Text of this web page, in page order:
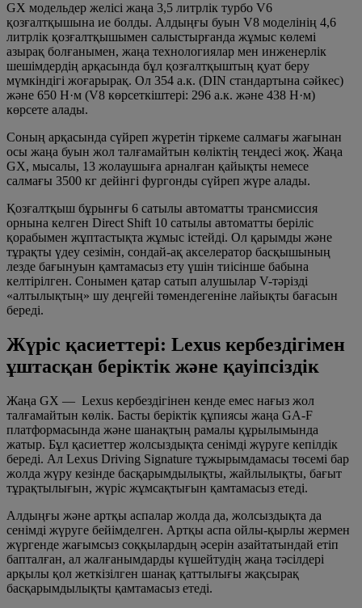
GX модельдер желісі жаңа 3,5 литрлік турбо V6
қозғалтқышына ие болды. Алдыңғы буын V8 моделінің 4,6
литрлік қозғалтқышымен салыстырғанда жұмыс көлемі
азырақ болғанымен, жаңа технологиялар мен инженерлік
шешімдердің арқасында бұл қозғалтқыштың қуат беру
мүмкіндігі жоғарырақ. Ол 354 а.к. (DIN стандартына сәйкес)
және 650 Н·м (V8 көрсеткіштері: 296 а.к. және 438 Н·м)
көрсете алады.
Соның арқасында сүйреп жүретін тіркеме салмағы жағынан
осы жаңа буын жол талғамайтын көліктің теңдесі жоқ. Жаңа
GX, мысалы, 13 жолаушыға арналған қайықты немесе
салмағы 3500 кг дейінгі фургонды сүйреп жүре алады.
Қозғалтқыш бұрынғы 6 сатылы автоматты трансмиссия
орнына келген Direct Shift 10 сатылы автоматты беріліс
қорабымен жұптастықта жұмыс істейді. Ол қарымды және
тұрақты үдеу сезімін, сондай-ақ акселератор басқышының
лезде бағынуын қамтамасыз ету үшін тиісінше бабына
келтірілген. Сонымен қатар сатып алушылар V-тәрізді
«алтылықтың» шу деңгейі төмендегеніне лайықты бағасын
береді.
Жүріс қасиеттері: Lexus кербездігімен
ұштасқан беріктік және қауіпсіздік
Жаңа GX — Lexus кербездігінен кенде емес нағыз жол
талғамайтын көлік. Басты беріктік құпиясы жаңа GA-F
платформасында және шанақтың рамалы құрылымында
жатыр. Бұл қасиеттер жолсыздықта сенімді жүруге кепілдік
береді. Ал Lexus Driving Signature тұжырымдамасы төсемі бар
жолда жүру кезінде басқарымдылықты, жайлылықты, бағыт
тұрақтылығын, жүріс жұмсақтығын қамтамасыз етеді.
Алдыңғы және артқы аспалар жолда да, жолсыздықта да
сенімді жүруге бейімделген. Артқы аспа ойлы-қырлы жермен
жүргенде жағымсыз соққылардың әсерін азайтатындай етіп
бапталған, ал жалғанымдарды күшейтудің жаңа тәсілдері
арқылы қол жеткізілген шанақ қаттылығы жақсырақ
басқарымдылықты қамтамасыз етеді.